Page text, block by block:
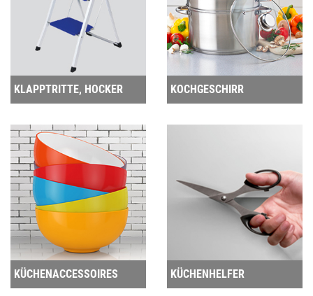
KLAPPTRITTE, HOCKER KOCHGESCHIRR
KÜCHENACCESSOIRES KÜCHENHELFER